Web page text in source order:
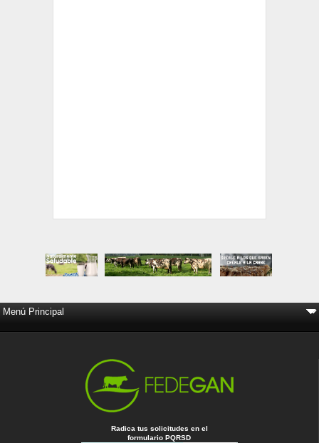
Radica tus solicitudes en el
formulario PQRSD